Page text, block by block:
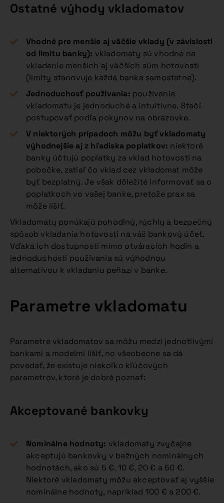
Ostatné výhody vkladomatov
Vhodné pre menšie aj väčšie vklady (v závislosti
od limitu banky): vkladomaty sú vhodné na
vkladanie menších aj väčších súm hotovosti
(limity stanovuje každá banka samostatne).
Jednoduchosť používania: používanie
vkladomatu je jednoduché a intuitívne. Stačí
postupovať podľa pokynov na obrazovke.
V niektorých prípadoch môžu byť vkladomaty
výhodnejšie aj z hľadiska poplatkov: niektoré
banky účtujú poplatky za vklad hotovosti na
pobočke, zatiaľ čo vklad cez vkladomat môže
byť bezplatný. Je však dôležité informovať sa o
poplatkoch vo vašej banke, pretože prax sa
môže líšiť.
Vkladomaty ponúkajú pohodlný, rýchly a bezpečný
spôsob vkladania hotovosti na váš bankový účet.
Vďaka ich dostupnosti mimo otváracích hodín a
jednoduchosti používania sú výhodnou
alternatívou k vkladaniu peňazí v banke.
Parametre vkladomatu
Parametre vkladomatov sa môžu medzi jednotlivými
bankami a modelmi líšiť, no všeobecne sa dá
povedať, že existuje niekoľko kľúčových
parametrov, ktoré je dobré poznať:
Akceptované bankovky
Nominálne hodnoty: vkladomaty zvyčajne
akceptujú bankovky v bežných nominálnych
hodnotách, ako sú 5 €, 10 €, 20 € a 50 €.
Niektoré vkladomaty môžu akceptovať aj vyššie
nominálne hodnoty, napríklad 100 € a 200 €.